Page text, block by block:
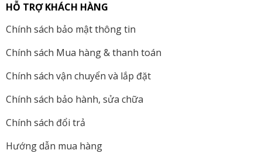
HỖ TRỢ KHÁCH HÀNG
Chính sách bảo mật thông tin
Chính sách Mua hàng & thanh toán
Chính sách vận chuyển và lắp đặt
Chính sách bảo hành, sửa chữa
Chính sách đổi trả
Hướng dẫn mua hàng